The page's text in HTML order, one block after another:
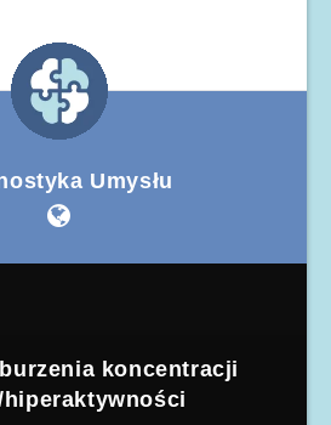
Umysłu
koncentracji
hiperaktywności